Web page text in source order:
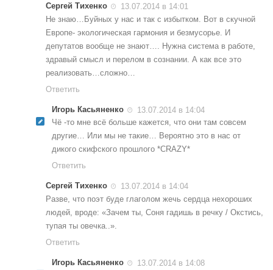
Сергей Тихенко
13.07.2014 в 14:01
Не знаю…Буйных у нас и так с избытком. Вот в скучной
Европе- экологическая гармония и безмусорье. И
депутатов вообще не знают…. Нужна система в работе,
здравый смысл и перелом в сознании. А как все это
реализовать…сложно…
Ответить
Игорь Касьяненко
13.07.2014 в 14:04
Чё -то мне всё больше кажется, что они там совсем
другие… Или мы не такие… Вероятно это в нас от
дикого скифского прошлого *CRAZY*
Ответить
Сергей Тихенко
13.07.2014 в 14:04
Разве, что поэт буде глаголом жечь сердца нехороших
людей, вроде: «Зачем ты, Соня гадишь в речку / Окстись,
тупая ты овечка..».
Ответить
Игорь Касьяненко
13.07.2014 в 14:08